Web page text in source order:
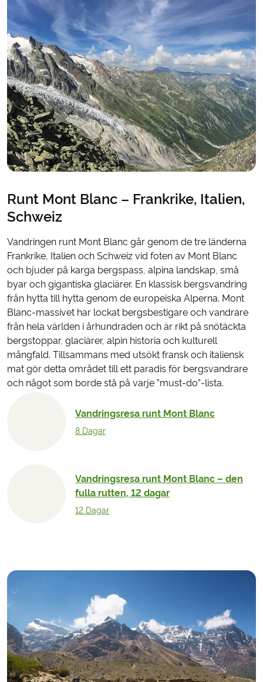
Runt Mont Blanc – Frankrike, Italien,
Schweiz
Vandringen runt Mont Blanc går genom de tre länderna
Frankrike, Italien och Schweiz vid foten av Mont Blanc
och bjuder på karga bergspass, alpina landskap, små
byar och gigantiska glaciärer. En klassisk bergsvandring
från hytta till hytta genom de europeiska Alperna. Mont
Blanc-massivet har lockat bergsbestigare och vandrare
från hela världen i århundraden och är rikt på snötäckta
bergstoppar, glaciärer, alpin historia och kulturell
mångfald. Tillsammans med utsökt fransk och italiensk
mat gör detta området till ett paradis för bergsvandrare
och något som borde stå på varje ”must-do”-lista.
Vandringsresa runt Mont Blanc
8 Dagar
Vandringsresa runt Mont Blanc – den
fulla rutten, 12 dagar
12 Dagar